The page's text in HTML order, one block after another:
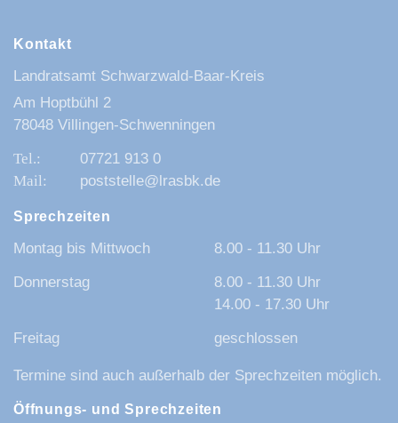
Kontakt
Landratsamt Schwarzwald-Baar-Kreis
Am Hoptbühl 2
78048 Villingen-Schwenningen
07721 913 0
poststelle@lrasbk.de
Sprechzeiten
Montag bis Mittwoch
8.00 - 11.30 Uhr
Donnerstag
8.00 - 11.30 Uhr
14.00 - 17.30 Uhr
Freitag
geschlossen
Termine sind auch außerhalb der Sprechzeiten möglich.
Öffnungs- und Sprechzeiten